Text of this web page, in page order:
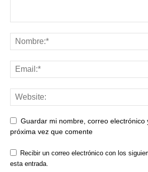
Guardar mi nombre, correo electrónico
próxima vez que comente
Recibir un correo electrónico con los
esta entrada.